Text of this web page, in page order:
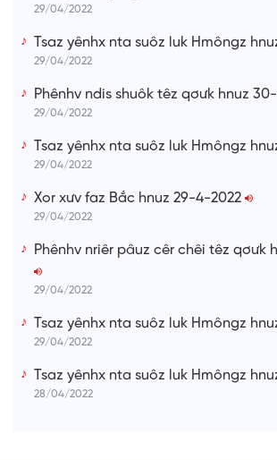
29/04/2022
Tsaz yênhx nta suôz luk Hmôngz
29/04/2022
Phênhv ndis shuôk têz qơưk hnuz
29/04/2022
Tsaz yênhx nta suôz luk Hmôngz
29/04/2022
Xor xưv faz Bắc hnuz 29-4-2022
29/04/2022
Phênhv nriêr pâuz cêr chêi têz qơưk
29/04/2022
Tsaz yênhx nta suôz luk Hmôngz
29/04/2022
Tsaz yênhx nta suôz luk Hmôngz
28/04/2022